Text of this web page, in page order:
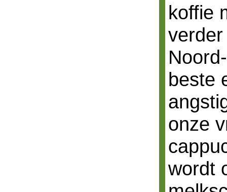
koffie
beste
onze
wordt